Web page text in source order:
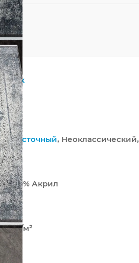
,Восточный, Неоклассический,
50% Акрил
м²